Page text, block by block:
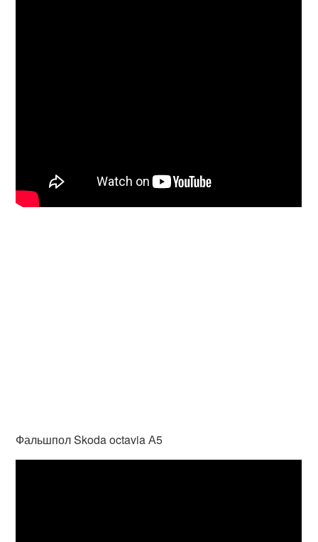
Фальшпол Skoda octavia А5